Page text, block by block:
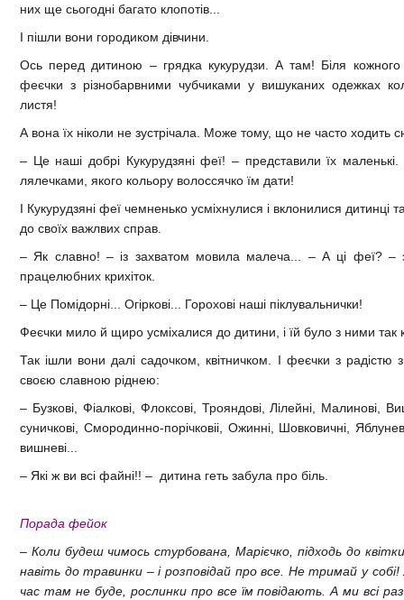
них ще сьогодні багато клопотів...
І пішли вони городиком дівчини.
Ось перед дитиною – грядка кукурудзи. А там! Біля кожного
феєчки з різнобарвними чубчиками у вишуканих одежках
листя!
А вона їх ніколи не зустрічала. Може тому, що не часто ходить
– Це наші добрі Кукурудзяні феї! – представили їх
лялечками, якого кольору волоссячко їм дати!
І Кукурудзяні феї чемненько усміхнулися і вклонилися дитинці
до своїх важлвих справ.
– Як славно! – із захватом мовила малеча... – А ці феї? –
працелюбних крихіток.
– Це Помідорні... Огіркові... Горохові наші піклувальнички!
Феєчки мило й щиро усміхалися до дитини, і їй було з ними так
Так ішли вони далі садочком, квітничком. І феєчки з радістю
своєю славною ріднею:
– Бузкові, Фіалкові, Флоксові, Трояндові, Лілейні, Малинові,
суничкові, Смородинно-порічковіі, Ожинні, Шовковичні,
вишневі...
– Які ж ви всі файні!! – дитина геть забула про біль.
Порада фейок
– Коли будеш чимось стурбована, Марієчко, підходь до
навіть до травинки –і розповідай про все. Не тримай у
час там не буде, рослинки про все їм повідають. А ми всі